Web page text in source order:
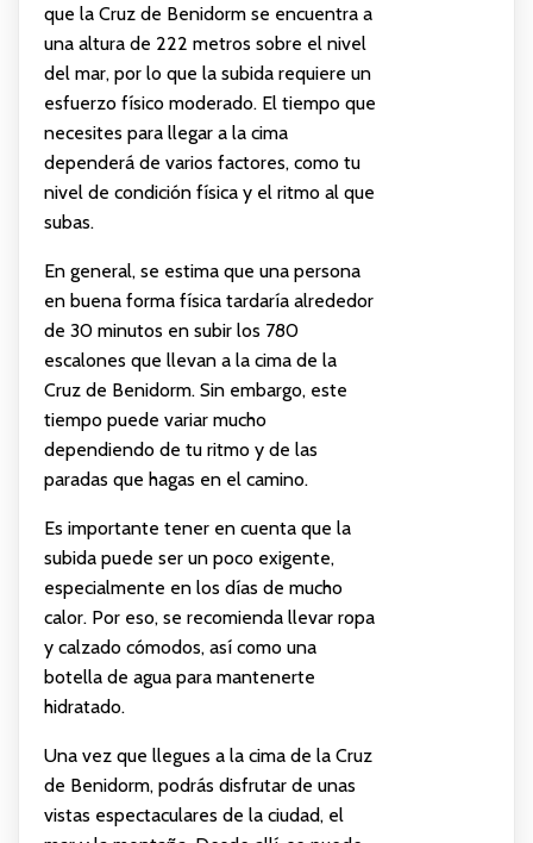
que la Cruz de Benidorm se encuentra a
una altura de 222 metros sobre el nivel
del mar, por lo que la subida requiere un
esfuerzo físico moderado. El tiempo que
necesites para llegar a la cima
dependerá de varios factores, como tu
nivel de condición física y el ritmo al que
subas.
En general, se estima que una persona
en buena forma física tardaría alrededor
de 30 minutos en subir los 780
escalones que llevan a la cima de la
Cruz de Benidorm. Sin embargo, este
tiempo puede variar mucho
dependiendo de tu ritmo y de las
paradas que hagas en el camino.
Es importante tener en cuenta que la
subida puede ser un poco exigente,
especialmente en los días de mucho
calor. Por eso, se recomienda llevar ropa
y calzado cómodos, así como una
botella de agua para mantenerte
hidratado.
Una vez que llegues a la cima de la Cruz
de Benidorm, podrás disfrutar de unas
vistas espectaculares de la ciudad, el